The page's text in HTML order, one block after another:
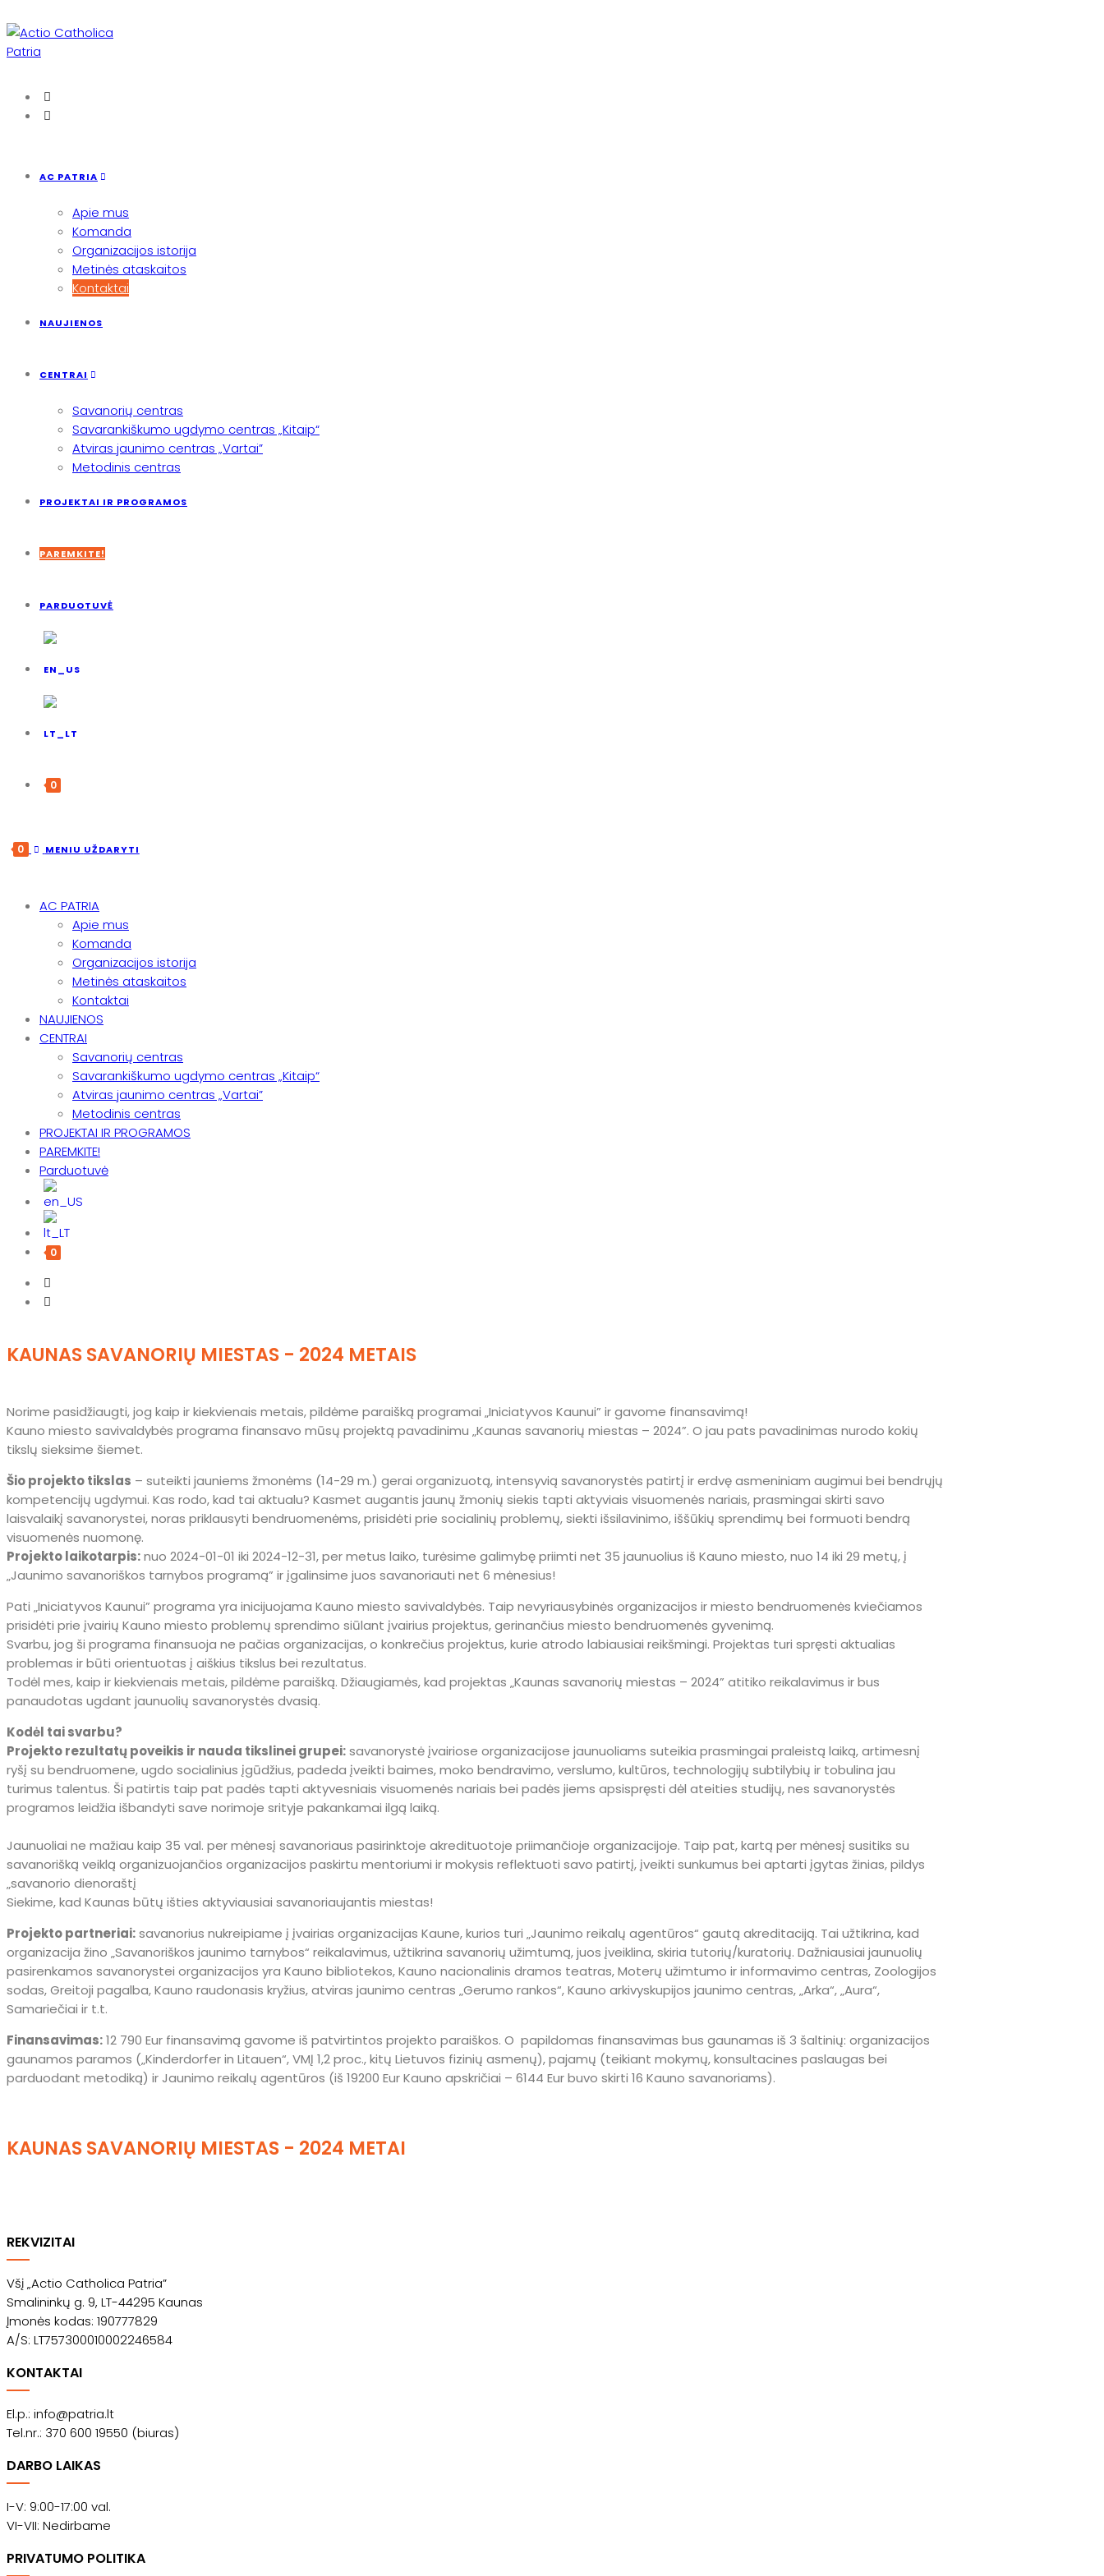
to
content
AC PATRIA
Apie mus
Komanda
Organizacijos istorija
Metinės ataskaitos
Kontaktai
NAUJIENOS
CENTRAI
Savanorių centras
Savarankiškumo ugdymo centras „Kitaip“
Atviras jaunimo centras „Vartai”
Metodinis centras
PROJEKTAI IR PROGRAMOS
PAREMKITE!
PARDUOTUVĖ
0
0 MENIU UŽDARYTI
AC PATRIA
Apie mus
Komanda
Organizacijos istorija
Metinės ataskaitos
Kontaktai
NAUJIENOS
CENTRAI
Savanorių centras
Savarankiškumo ugdymo centras „Kitaip“
Atviras jaunimo centras „Vartai”
Metodinis centras
PROJEKTAI IR PROGRAMOS
PAREMKITE!
Parduotuvė
0
KAUNAS SAVANORIŲ MIESTAS - 2024 METAIS
Norime pasidžiaugti, jog kaip ir kiekvienais metais, pildėme paraišką programai „Iniciatyvos Kaunui” ir gavome finansavimą!
Kauno miesto savivaldybės programa finansavo mūsų projektą pavadinimu „Kaunas savanorių miestas – 2024”. O jau pats pavadinimas nurodo kokių
tikslų sieksime šiemet.
Šio projekto tikslas – suteikti jauniems žmonėms (14-29 m.) gerai organizuotą, intensyvią savanorystės patirtį ir erdvę asmeniniam augimui bei bendrųjų
kompetencijų ugdymui. Kas rodo, kad tai aktualu? Kasmet augantis jaunų žmonių siekis tapti aktyviais visuomenės nariais, prasmingai skirti savo
laisvalaikį savanorystei, noras priklausyti bendruomenėms, prisidėti prie socialinių problemų, siekti išsilavinimo, iššūkių sprendimų bei formuoti bendrą
visuomenės nuomonę.
Projekto laikotarpis:nuo 2024-01-01 iki 2024-12-31, per metus laiko, turėsime galimybę priimti net 35 jaunuolius iš Kauno miesto, nuo 14 iki 29 metų, į
„Jaunimo savanoriškos tarnybos programą” ir įgalinsime juos savanoriauti net 6 mėnesius!
Pati „Iniciatyvos Kaunui” programa yra inicijuojama Kauno miesto savivaldybės. Taip nevyriausybinės organizacijos ir miesto bendruomenės kviečiamos
prisidėti prie įvairių Kauno miesto problemų sprendimo siūlant įvairius projektus, gerinančius miesto bendruomenės gyvenimą.
Svarbu, jog ši programa finansuoja ne pačias organizacijas, o konkrečius projektus, kurie atrodo labiausiai reikšmingi. Projektas turi spręsti aktualias
problemas ir būti orientuotas į aiškius tikslus bei rezultatus.
Todėl mes, kaip ir kiekvienais metais, pildėme paraišką. Džiaugiamės, kad projektas „Kaunas savanorių miestas – 2024” atitiko reikalavimus ir bus
panaudotas ugdant jaunuolių savanorystės dvasią.
Kodėl tai svarbu?
Projekto rezultatų poveikis ir nauda tikslinei grupei:savanorystė įvairiose organizacijose jaunuoliams suteikia prasmingai praleistą laiką, artimesnį
ryšį su bendruomene, ugdo socialinius įgūdžius, padeda įveikti baimes, moko bendravimo, verslumo, kultūros, technologijų subtilybių ir tobulina jau
turimus talentus. Ši patirtis taip pat padės tapti aktyvesniais visuomenės nariais bei padės jiems apsispręsti dėl ateities studijų, nes savanorystės
programos leidžia išbandyti save norimoje srityje pakankamai ilgą laiką.
Jaunuoliai ne mažiau kaip 35 val. per mėnesį savanoriaus pasirinktoje akredituotoje priimančioje organizacijoje. Taip pat, kartą per mėnesį susitiks su
savanorišką veiklą organizuojančios organizacijos paskirtu mentoriumi ir mokysis reflektuoti savo patirtį, įveikti sunkumus bei aptarti įgytas žinias, pildys
„savanorio dienoraštį
Siekime, kad Kaunas būtų išties aktyviausiai savanoriaujantis miestas!
Projekto partneriai:savanorius nukreipiame į įvairias organizacijas Kaune, kurios turi „Jaunimo reikalų agentūros“ gautą akreditaciją. Tai užtikrina, kad
organizacija žino „Savanoriškos jaunimo tarnybos“ reikalavimus, užtikrina savanorių užimtumą, juos įveiklina, skiria tutorių/kuratorių. Dažniausiai jaunuolių
pasirenkamos savanorystei organizacijos yra Kauno bibliotekos, Kauno nacionalinis dramos teatras, Moterų užimtumo ir informavimo centras, Zoologijos
sodas, Greitoji pagalba, Kauno raudonasis kryžius, atviras jaunimo centras „Gerumo rankos“, Kauno arkivyskupijos jaunimo centras, „Arka“, „Aura“,
Samariečiai ir t.t.
Finansavimas:12 790 Eur finansavimą gavome iš patvirtintos projekto paraiškos. O papildomas finansavimas bus gaunamas iš 3 šaltinių: organizacijos
gaunamos paramos („Kinderdorfer in Litauen“, VMĮ 1,2 proc., kitų Lietuvos fizinių asmenų), pajamų (teikiant mokymų, konsultacines paslaugas bei
parduodant metodiką) ir Jaunimo reikalų agentūros (iš 19200 Eur Kauno apskričiai – 6144 Eur buvo skirti 16 Kauno savanoriams).
KAUNAS SAVANORIŲ MIESTAS - 2024 METAI
REKVIZITAI
Všį „Actio Catholica Patria”
Smalininkų g. 9, LT-44295 Kaunas
Įmonės kodas: 190777829
A/S: LT757300010002246584
KONTAKTAI
El.p.: info@patria.lt
Tel.nr.: 370 600 19550 (biuras)
DARBO LAIKAS
I-V: 9:00-17:00 val.
VI-VII: Nedirbame
PRIVATUMO POLITIKA